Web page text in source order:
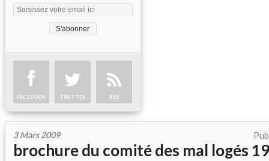
FACEBOOK TWITTER RSS
3 Mars 2009
brochure du comité des mal logés